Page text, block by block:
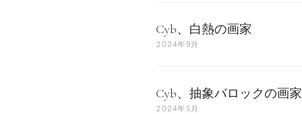
Cyb、白熱の画家
2024年9月
Cyb、抽象バロックの画家
2024年5月